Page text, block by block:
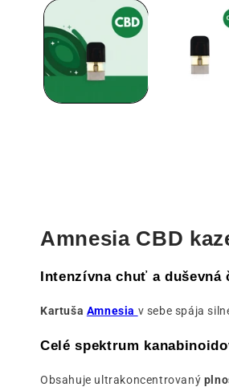
modálnom
okne
Amnesia CBD
Intenzívna chuť a duševná
Kartuša Amnesia v sebe spája
Celé spektrum
Obsahuje ultrakoncentrovaný